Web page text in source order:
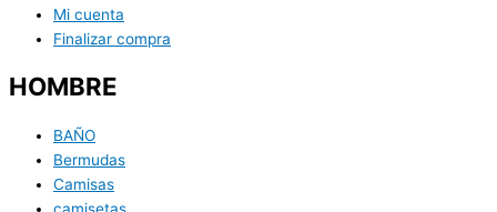
Mi cuenta
Finalizar compra
HOMBRE
BAÑO
Bermudas
Camisas
camisetas